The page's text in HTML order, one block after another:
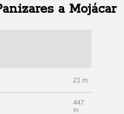
a Mojácar
21 m
447
m